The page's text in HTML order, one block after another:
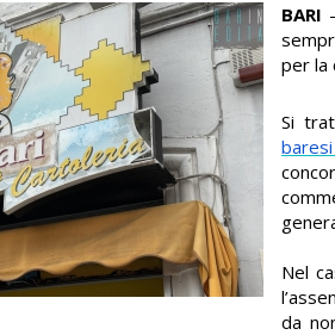
BARI
per la
Si
Nel
da